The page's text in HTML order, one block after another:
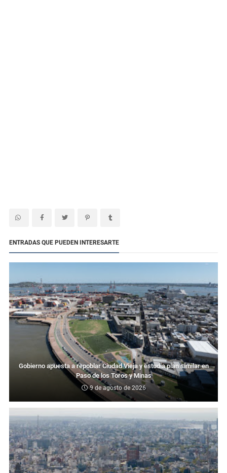
ENTRADAS QUE PUEDEN INTERESARTE
Gobierno apuesta a repoblar Ciudad Vieja y estudia plan similar en
Paso de los Toros y Minas
9 de agosto de 2026